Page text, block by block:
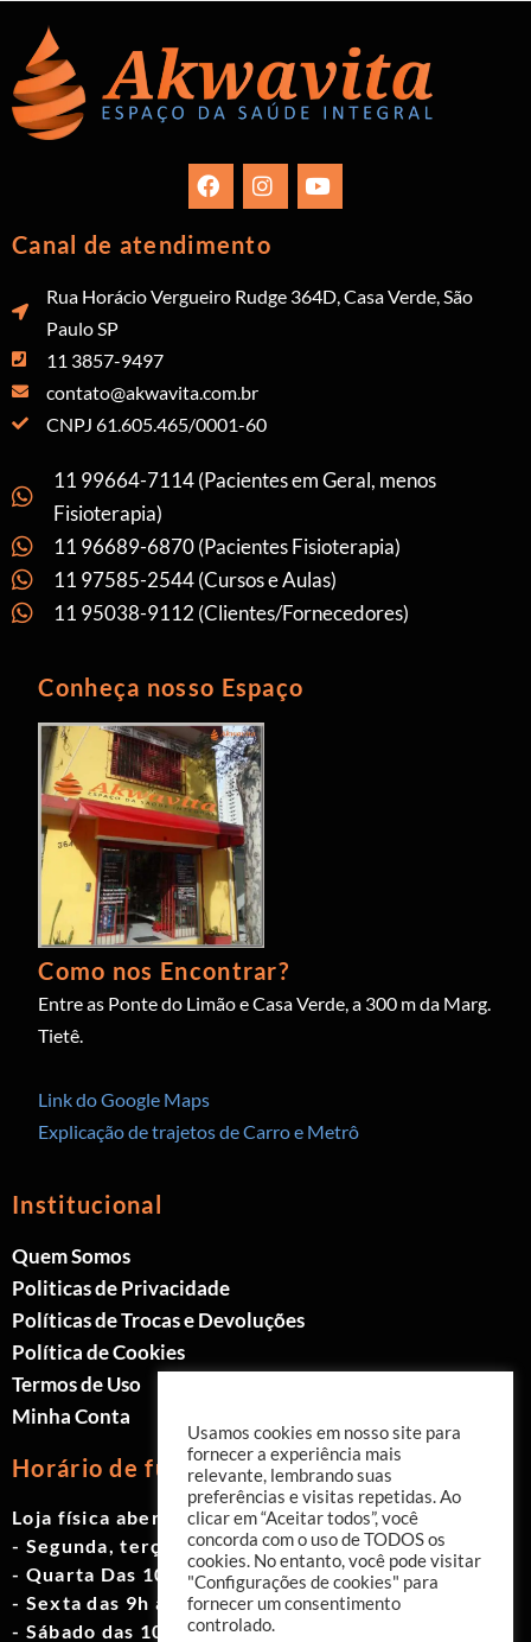
Canal de atendimento
Rua Horácio Vergueiro Rudge 364D, Casa Verde, São
Paulo SP
11 3857-9497
contato@akwavita.com.br
CNPJ 61.605.465/0001-60
11 99664-7114 (Pacientes em Geral, menos
Fisioterapia)
11 96689-6870 (Pacientes Fisioterapia)
11 97585-2544 (Cursos e Aulas)
11 95038-9112 (Clientes/Fornecedores)
Conheça nosso Espaço
Como nos Encontrar?
Entre as Ponte do Limão e Casa Verde, a 300 m da Marg.
Tietê.
Link do Google Maps
Explicação de trajetos de Carro e Metrô
Institucional
Quem Somos
Politicas de Privacidade
Políticas de Trocas e Devoluções
Política de Cookies
Termos de Uso
Minha Conta
Horário de funcionamento
Loja física aberta de Segunda à Sábado.
- Segunda, terça e quinta das 9h às 19h
- Quarta Das 10h às 18h
- Sexta das 9h às 18h
- Sábado das 10h às 17h
Usamos cookies em nosso site para
fornecer a experiência mais
relevante, lembrando suas
preferências e visitas repetidas. Ao
clicar em “Aceitar todos”, você
concorda com o uso de TODOS os
cookies. No entanto, você pode visitar
"Configurações de cookies" para
fornecer um consentimento
controlado.